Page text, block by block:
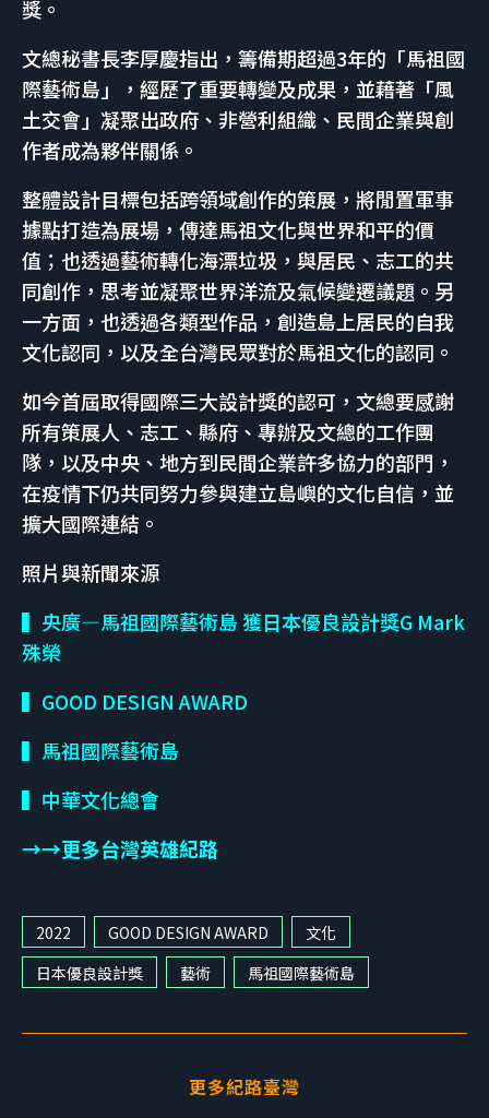
獎。
文總秘書長李厚慶指出，籌備期超過3年的「馬祖國
際藝術島」，經歷了重要轉變及成果，並藉著「風
土交會」凝聚出政府、非營利組織、民間企業與創
作者成為夥伴關係。
整體設計目標包括跨領域創作的策展，將閒置軍事
據點打造為展場，傳達馬祖文化與世界和平的價
值；也透過藝術轉化海漂垃圾，與居民、志工的共
同創作，思考並凝聚世界洋流及氣候變遷議題。另
一方面，也透過各類型作品，創造島上居民的自我
文化認同，以及全台灣民眾對於馬祖文化的認同。
如今首屆取得國際三大設計獎的認可，文總要感謝
所有策展人、志工、縣府、專辦及文總的工作團
隊，以及中央、地方到民間企業許多協力的部門，
在疫情下仍共同努力參與建立島嶼的文化自信，並
擴大國際連結。
​照片與新聞來源
▍央廣—馬祖國際藝術島 獲日本優良設計獎G Mark
殊榮
▍GOOD DESIGN AWARD
▍馬祖國際藝術島
▍中華文化總會
→→更多台灣英雄紀路
2022 GOOD DESIGN AWARD
文化
日本優良設計獎
藝術 馬祖國際藝術島
更多紀路臺灣